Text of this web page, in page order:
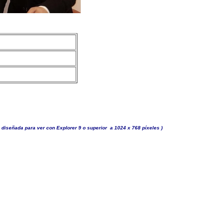
diseñada para ver con Explorer 9 o superior a 1024 x 768 píxeles )